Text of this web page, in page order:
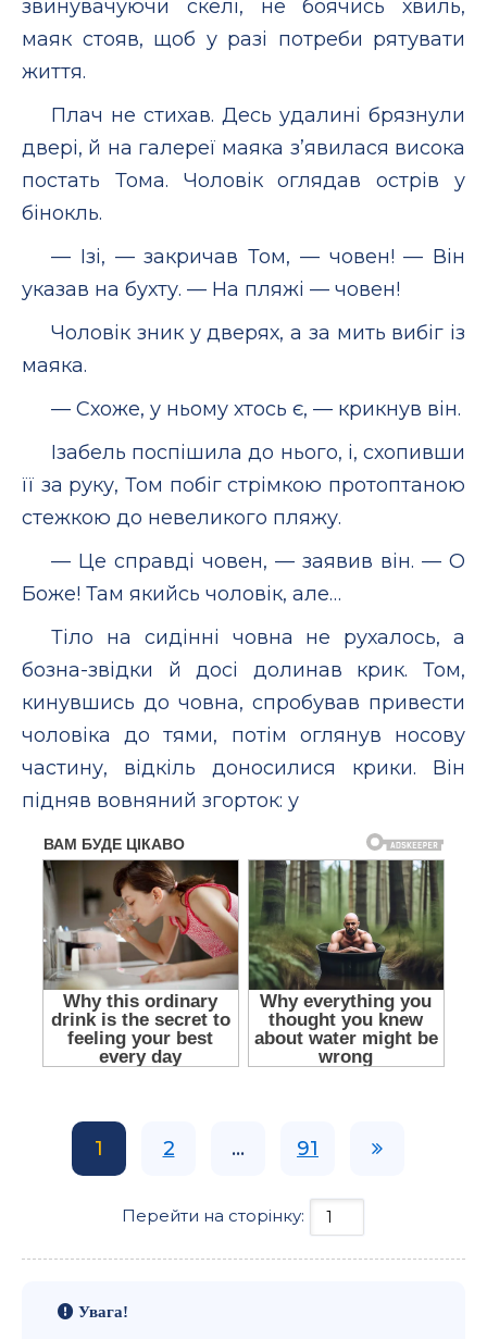
звинувачуючи скелі, не боячись хвиль,
маяк стояв, щоб у разі потреби рятувати
життя.
Плач не стихав. Десь удалині брязнули
двері, й на галереї маяка з’явилася висока
постать Тома. Чоловік оглядав острів у
бінокль.
— Ізі, — закричав Том, — човен! — Він
указав на бухту. — На пляжі — човен!
Чоловік зник у дверях, а за мить вибіг із
маяка.
— Схоже, у ньому хтось є, — крикнув він.
Ізабель поспішила до нього, і, схопивши
її за руку, Том побіг стрімкою протоптаною
стежкою до невеликого пляжу.
— Це справді човен, — заявив він. — О
Боже! Там якийсь чоловік, але…
Тіло на сидінні човна не рухалось, а
бозна-звідки й досі долинав крик. Том,
кинувшись до човна, спробував привести
чоловіка до тями, потім оглянув носову
частину, відкіль доносилися крики. Він
підняв вовняний згорток: у
1 2 ... 91
Перейти на сторінку:
Увага!